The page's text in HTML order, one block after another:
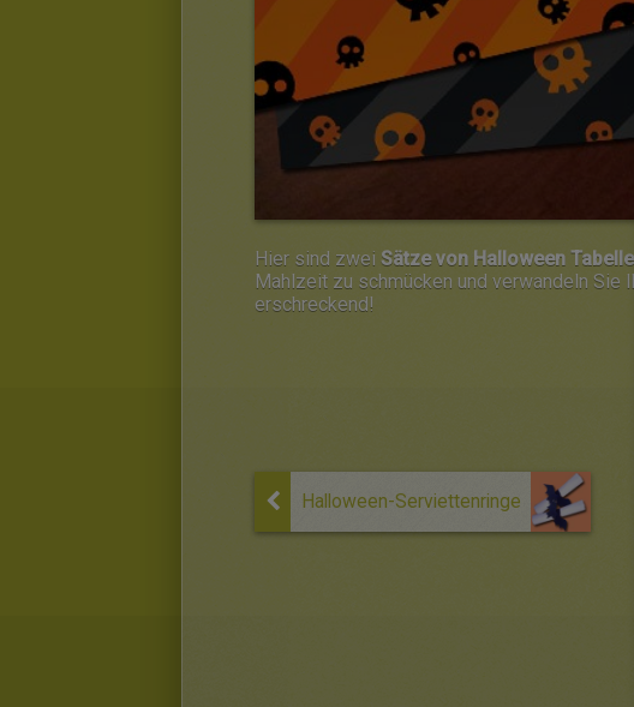
Hier sind zwei Sätze von Halloween Tabelle
Mahlzeit zu schmücken und verwandeln Sie
erschreckend!
Halloween-Serviettenringe